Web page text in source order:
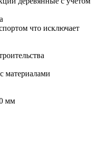
что исключает
материалами
мм